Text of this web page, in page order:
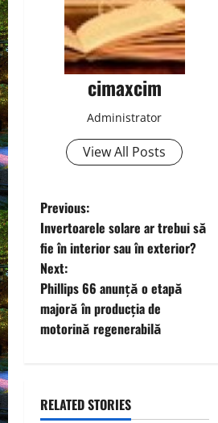
cimaxcim
Administrator
View All Posts
P
o
s
t
Previous:
Invertoarele solare ar trebui să
fie în interior sau în exterior?
Next:
Phillips 66 anunță o etapă
majoră în producția de
motorină regenerabilă
RELATED STORIES